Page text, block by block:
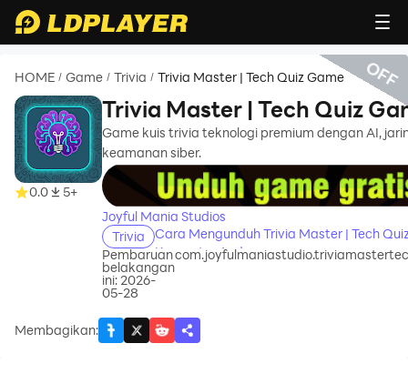
HOME / Game / Trivia / Trivia Master | Tech Quiz Game
0.0 5+
Trivia Master | Tech Quiz
Game kuis trivia teknologi premium dengan AI,
keamanan siber.
recommend
Joyful Mania Studios
Trivia
Cara Mengunduh Trivia Master | Tech
Komputer Anda
Pembaruan
belakangan
ini: 2026-
05-28
Membagikan:
OFF